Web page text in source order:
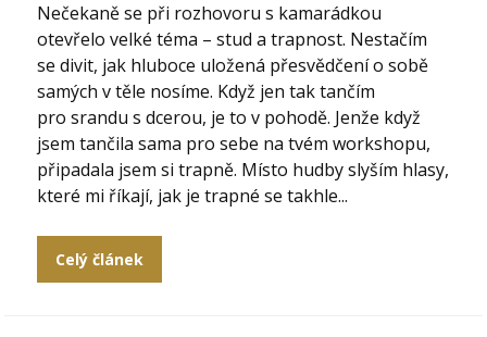
Nečekaně se při rozhovoru s kamarádkou
otevřelo velké téma – stud a trapnost. Nestačím
se divit, jak hluboce uložená přesvědčení o sobě
samých v těle nosíme. Když jen tak tančím
pro srandu s dcerou, je to v pohodě. Jenže když
jsem tančila sama pro sebe na tvém workshopu,
připadala jsem si trapně. Místo hudby slyším hlasy,
které mi říkají, jak je trapné se takhle...
Celý článek